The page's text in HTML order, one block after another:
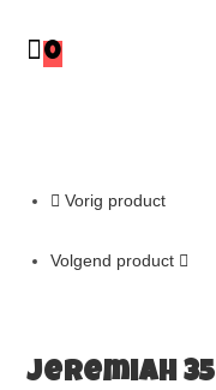
0
Vorig product
Volgend product
Jeremiah 35